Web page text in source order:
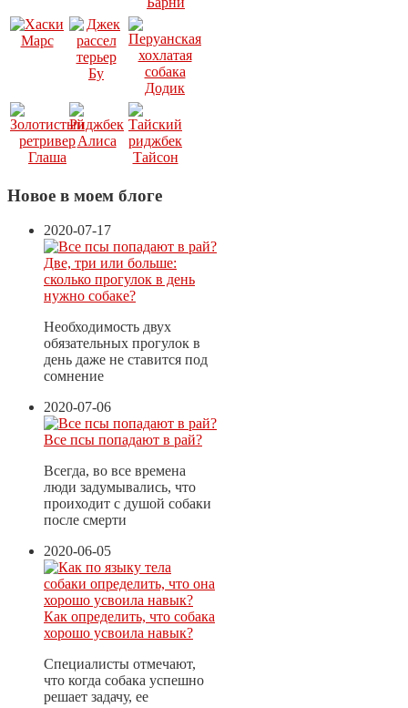
Новое в моем блоге
2020-07-17
Две, три или больше:
сколько прогулок в день
нужно собаке?
Необходимость двух
обязательных прогулок в
день даже не ставится под
сомнение
2020-07-06
Все псы попадают в рай?
Всегда, во все времена
люди задумывались, что
проиходит с душой собаки
после смерти
2020-06-05
Как определить, что собака
хорошо усвоила навык?
Специалисты отмечают,
что когда собака успешно
решает задачу, ее